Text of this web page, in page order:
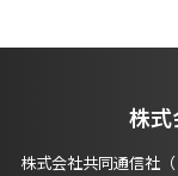
株式
株式会社共同通信社